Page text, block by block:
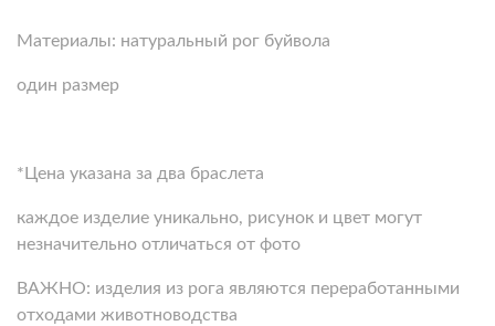
Материалы: натуральный рог буйвола
один размер
*Цена указана за два браслета
каждое изделие уникально, рисунок и цвет могут
незначительно отличаться от фото
ВАЖНО: изделия из рога являются переработанными
отходами животноводства